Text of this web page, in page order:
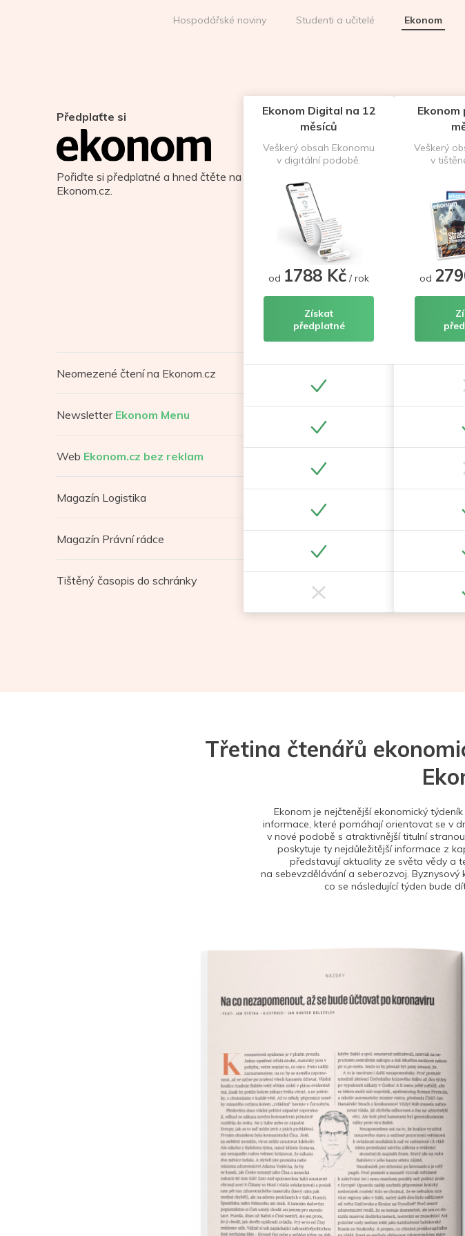
Hospodářské noviny Studenti a učitelé Ekonom
Předplaťte si
Pořiďte si předplatné a hned čtěte na
Ekonom.cz.
Neomezené čtení na Ekonom.cz
Newsletter Ekonom Menu
Web Ekonom.cz bez reklam
Magazín Logistika
Magazín Právní rádce
Tištěný časopis do schránky
Ekonom Digital na 12
měsíců
Veškerý obsah Ekonomu
v digitální podobě.
od 1788 Kč / rok
Získat
předplatné
Veškerý
v
od
Třetina čtenářů
Ekonom je nejčtenější ekonomický
informace, které pomáhají orientovat se v
v nové podobě s atraktivnější titulní
poskytuje ty nejdůležitější informace z
představují aktuality ze světa vědy a
na sebevzdělávání a seberozvoj.
co se následující týden bude